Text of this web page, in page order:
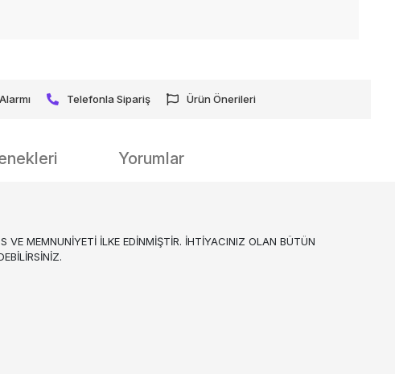
Telefonla Sipariş Ürün Önerileri
Yorumlar
VE MEMNUNİYETİ İLKE EDİNMİŞTİR. İHTİYACINIZ OLAN BÜTÜN